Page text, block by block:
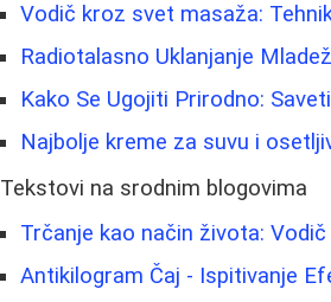
Vodič kroz svet masaža:
Radiotalasno Uklanjanje
Kako Se Ugojiti Prirodno:
Najbolje kreme za suvu i
Tekstovi na srodnim blogovima
Trčanje kao način života:
Antikilogram Čaj - Ispitivanje